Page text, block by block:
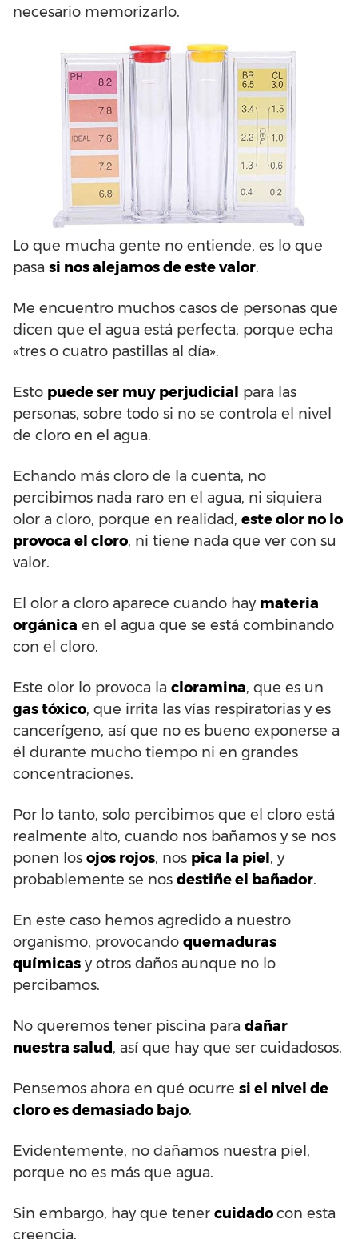
necesario memorizarlo.
Lo que mucha gente no entiende, es lo que
pasa si nos alejamos de este valor.
Me encuentro muchos casos de personas que
dicen que el agua está perfecta, porque echa
«tres o cuatro pastillas al día».
Esto puede ser muy perjudicial para las
personas, sobre todo si no se controla el nivel
de cloro en el agua.
Echando más cloro de la cuenta, no
percibimos nada raro en el agua, ni siquiera
olor a cloro, porque en realidad, este olor no lo
provoca el cloro, ni tiene nada que ver con su
valor.
El olor a cloro aparece cuando hay materia
orgánica en el agua que se está combinando
con el cloro.
Este olor lo provoca la cloramina, que es un
gas tóxico, que irrita las vías respiratorias y es
cancerígeno, así que no es bueno exponerse a
él durante mucho tiempo ni en grandes
concentraciones.
Por lo tanto, solo percibimos que el cloro está
realmente alto, cuando nos bañamos y se nos
ponen los ojos rojos, nos pica la piel , y
probablemente se nos destiñe el bañador.
En este caso hemos agredido a nuestro
organismo, provocando quemaduras
químicas y otros daños aunque no lo
percibamos.
No queremos tener piscina para dañar
nuestra salud , así que hay que ser cuidadosos.
Pensemos ahora en qué ocurre si el nivel de
cloro es demasiado bajo.
Evidentemente, no dañamos nuestra piel,
porque no es más que agua.
Sin embargo, hay que tener cuidadocon esta
creencia.